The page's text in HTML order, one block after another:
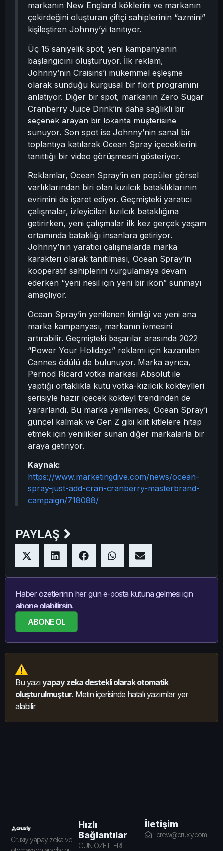
markanın New England köklerini ve markanın
çekirdeğini oluşturan çiftçi sahiplerinin “azmini”
kişileştiren Johnny’yi tanıtıyor.
Üç 15 saniyelik spot, yeni kampanyanın
başlangıcını oluşturuyor. İlk reklam,
Johnny’nin Craisins’i mükemmel eşleşme
olarak sunduğu kurgusal bir flört programını
anlatıyor. Diğer bir spot, markanın Zero Sugar
Cranberry Juice Drink’ini daha sağlıklı bir
seçenek arayan bir lokanta müşterisine
sunuyor. Son spot ise Johnny’nin sanal bir
toplantıya katılarak Ocean Spray içeceklerini
tanıttığı bir video görüşmesini gösteriyor.
Reklamlar, Ocean Spray’in en popüler görsel
varlıklarından biri olan kızılcık bataklıklarının
evrimini de işaret ediyor. Geçmişteki yaratıcı
çalışmalar, izleyicileri kızılcık bataklığına
getirirken, yeni çalışmalar ilk kez gerçek yaşam
ortamında bataklığı insanlara getiriyor.
Johnny’nin yaratıcı çalışmalarda marka
karakteri olarak tanıtılması, Ocean Spray’in
kooperatif sahiplerini vurgulamaya devam
ederken “yeni nesil için yeni bir ikon” sunmayı
amaçlıyor.
Ocean Spray’in yenilenen kimliği ve yeni ana
marka kampanyası, markanın ivmesini
artırabilir. Geçmişteki başarılar arasında 2022
“Power Your Holidays” reklamı için kazanılan
Cannes ödülü de bulunuyor. Marka ayrıca,
Pernod Ricard votka markası Absolut ile
yaptığı ortaklıkla kutu votka-kızılcık kokteylleri
serisiyle hazır içecek kokteyl trendinden de
yararlandı. Bu marka yenilemesi, Ocean Spray’i
güncel kalmak ve Gen Z gibi kilit kitlelere hitap
etmek için yenilikler sunan diğer markalarla bir
araya getiriyor.
Kaynak:
https://www.marketingdive.com/news/ocean-
spray-just-add-cran-cranberry-masterbrand-
campaign/718088/
PAYLAŞ
Haber özetlerinin her gün e-posta kutuna gelmesi için
abone olabilirsin.
ABONE OL
Bu yazıyapay zeka destekli olarak otomatik
oluşturulmuştur. Metin içerisinde hatalı yazımlar yer
alabilir
Cruxiy yapay zeka ve
Hızlı
Bağlantılar
GÜN ÖZETLERİ
İletişim
crew@cruxiy.com